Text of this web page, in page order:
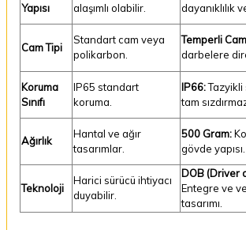
Yapısı
alaşımlı olabilir.
dayanıklılık
Cam Tipi
Standart cam veya
polikarbon.
Temperli
darbelere
Koruma
Sınıfı
IP65 standart
koruma.
IP66:Tazyikli
tam
Ağırlık
Hantal ve ağır
tasarımlar.
500 Gram:
gövde yapısı.
Teknoloji
Harici sürücü ihtiyacı
duyabilir.
DOB (Driver
Entegre ve
tasarımı.